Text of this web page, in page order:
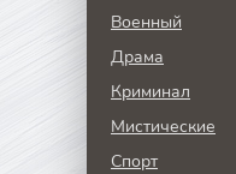
Военный
Драма
Криминал
Мистические
Спорт